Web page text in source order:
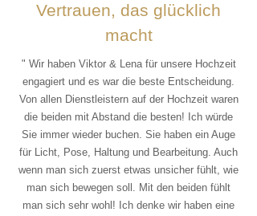
Vertrauen, das glücklich
macht
" Wir haben Viktor & Lena für unsere Hochzeit
engagiert und es war die beste Entscheidung.
Von allen Dienstleistern auf der Hochzeit waren
die beiden mit Abstand die besten! Ich würde
Sie immer wieder buchen. Sie haben ein Auge
für Licht, Pose, Haltung und Bearbeitung. Auch
wenn man sich zuerst etwas unsicher fühlt, wie
man sich bewegen soll. Mit den beiden fühlt
man sich sehr wohl! Ich denke wir haben eine